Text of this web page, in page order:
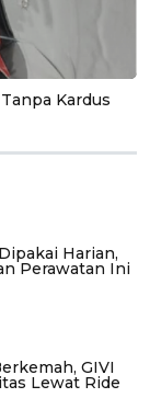
Kardus
Harian,
Perawatan Ini
GIVI
Lewat Ride